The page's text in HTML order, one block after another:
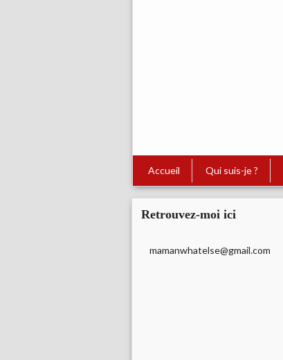
Accueil Qui suis-je ?
Retrouvez-moi ici
mamanwhatelse@gmail.com